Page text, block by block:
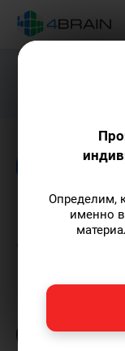
Подарим
Как
Кирилл
главред
Определим,
именно